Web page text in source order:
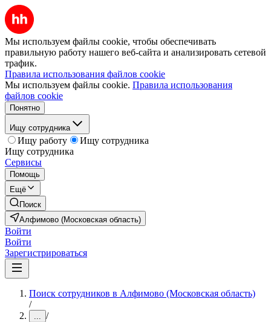
Мы используем файлы cookie, чтобы обеспечивать
правильную работу нашего веб-сайта и анализировать сетевой
трафик.
Правила использования файлов cookie
Мы используем файлы cookie. Правила использования
файлов cookie
Понятно
Ищу сотрудника
Ищу работу
Ищу сотрудника
Ищу сотрудника
Сервисы
Помощь
Ещё
Поиск
Алфимово (Московская область)
Войти
Войти
Зарегистрироваться
Поиск сотрудников в Алфимово (Московская область)
/
... /